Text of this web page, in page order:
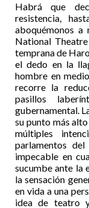
Habrá que
resistencia,
aboquémonos
National
temprana de
el dedo en la
hombre en
recorre la
pasillos
gubernamental.
su punto más
múltiples
parlamentos
impecable en
sucumbe ante la
la sensación
en vida a una
idea de teatro